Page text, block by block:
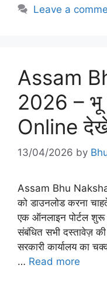
Leave a
Assam
2026 – भू
Online
13/04/2026 by
Assam Bhu
को डाउनलोड करना
एक ऑनलाइन पोर्टल
संबंधित सभी दस्तावेज़
सरकारी कार्यालय का
… Read more